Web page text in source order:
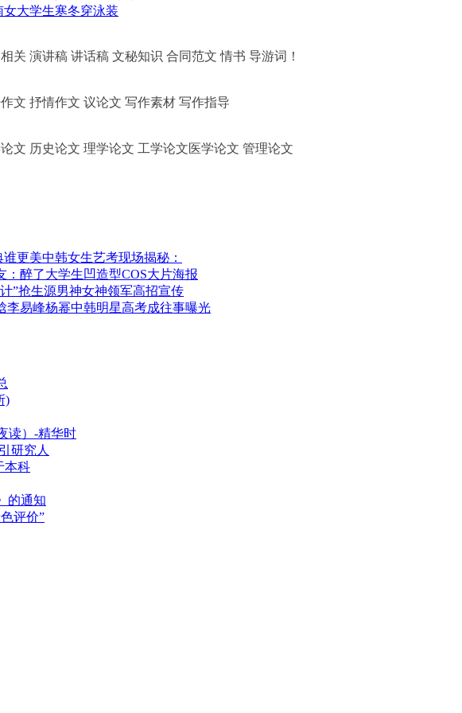
女大学生寒冬穿泳装
关 演讲稿 讲话稿 文秘知识 合同范文 情书 导游词！
文 抒情作文 议论文 写作素材 写作指导
文 历史论文 理学论文 工学论文医学论文 管理论文
中韩女生艺考现场揭秘：
大学生凹造型COS大片海报
男神女神领军高招宣传
中韩明星高考成往事曝光
)
读）-精华时
研究人
本科
的通知
评价”